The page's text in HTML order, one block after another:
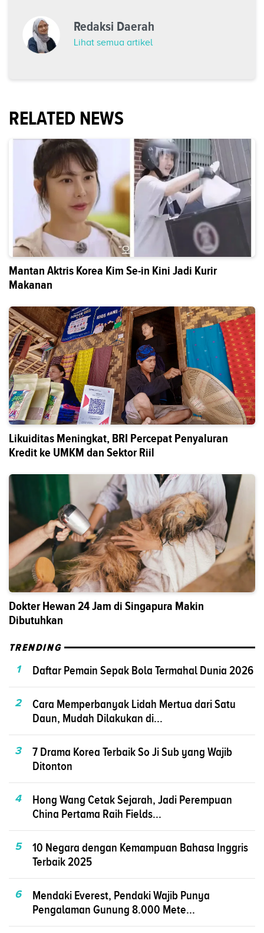
Redaksi Daerah
Lihat semua artikel
RELATED NEWS
Mantan Aktris Korea Kim Se-in Kini Jadi Kurir
Makanan
Likuiditas Meningkat, BRI Percepat Penyaluran
Kredit ke UMKM dan Sektor Riil
Dokter Hewan 24 Jam di Singapura Makin
Dibutuhkan
TRENDING
1
Daftar Pemain Sepak Bola Termahal Dunia 2026
2
Cara Memperbanyak Lidah Mertua dari Satu
Daun, Mudah Dilakukan di...
3
7 Drama Korea Terbaik So Ji Sub yang Wajib
Ditonton
4
Hong Wang Cetak Sejarah, Jadi Perempuan
China Pertama Raih Fields...
5
10 Negara dengan Kemampuan Bahasa Inggris
Terbaik 2025
6
Mendaki Everest, Pendaki Wajib Punya
Pengalaman Gunung 8.000 Mete...